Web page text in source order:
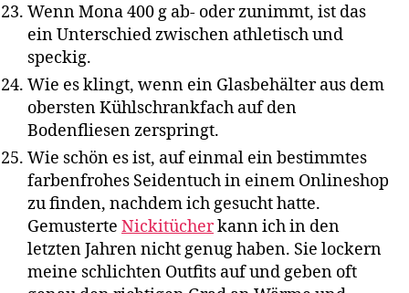
Wenn Mona 400 g ab- oder zunimmt, ist das
ein Unterschied zwischen athletisch und
speckig.
Wie es klingt, wenn ein Glasbehälter aus dem
obersten Kühlschrankfach auf den
Bodenfliesen zerspringt.
Wie schön es ist, auf einmal ein bestimmtes
farbenfrohes Seidentuch in einem Onlineshop
zu finden, nachdem ich gesucht hatte.
Gemusterte Nickitücherkann ich in den
letzten Jahren nicht genug haben. Sie lockern
meine schlichten Outfits auf und geben oft